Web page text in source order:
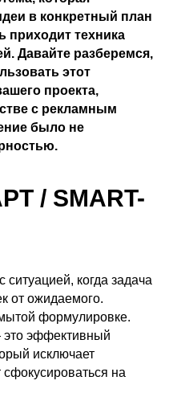
в конкретный план
приходит техника
Давайте разберемся,
этот
проекта,
с рекламным
было не
/ SMART-
когда задача
от ожидаемого.
формулировке.
эффективный
исключает
на